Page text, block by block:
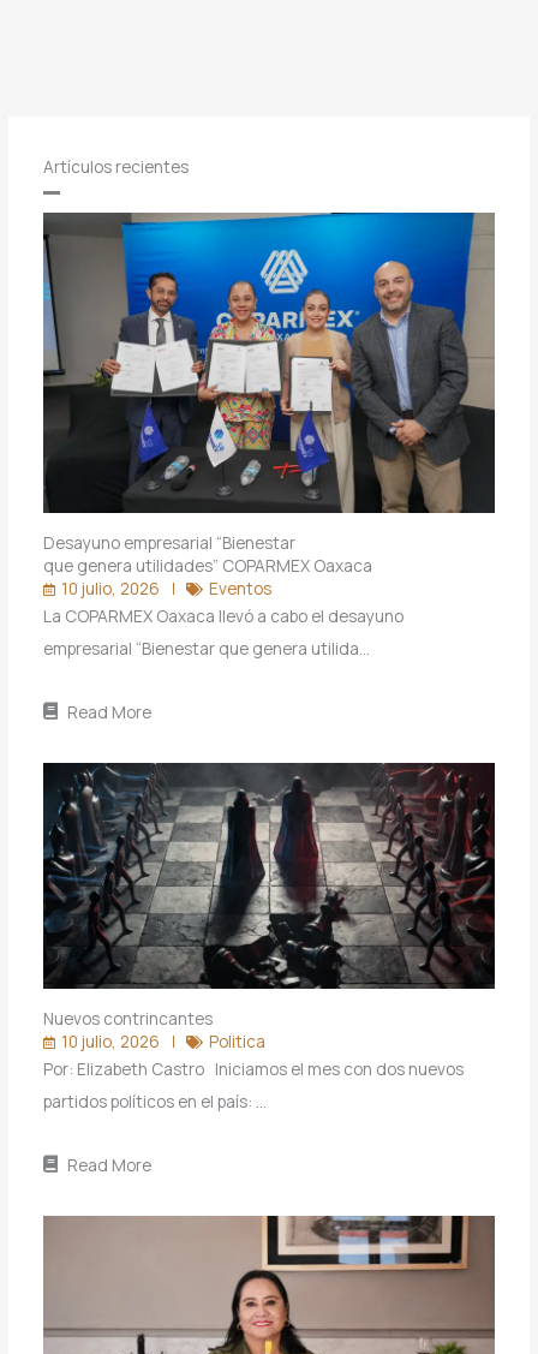
Artículos recientes
Desayuno empresarial “Bienestar
que genera utilidades” COPARMEX Oaxaca
10 julio, 2026
Eventos
La COPARMEX Oaxaca llevó a cabo el desayuno
empresarial “Bienestar que genera utilida…
Read More
Nuevos contrincantes
10 julio, 2026
Politica
Por: Elizabeth Castro Iniciamos el mes con dos nuevos
partidos políticos en el país: …
Read More